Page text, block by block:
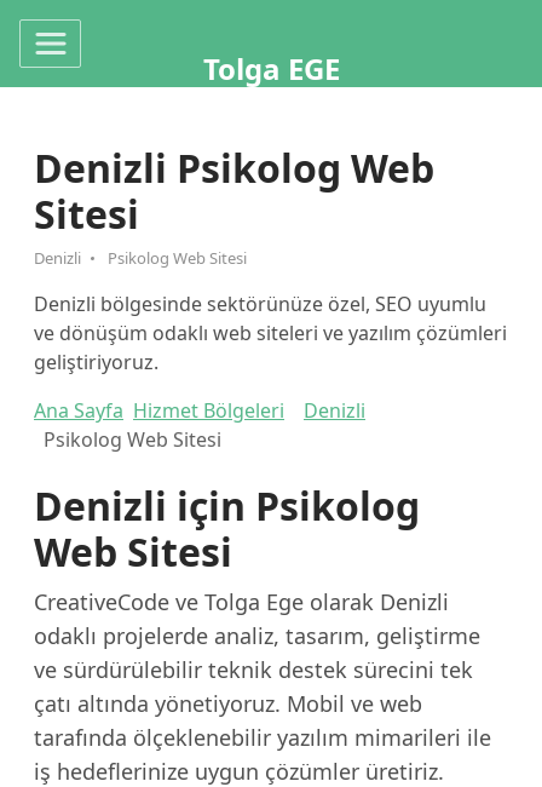
Tolga EGE
Denizli Psikolog Web
Sitesi
Denizli Psikolog Web Sitesi
Denizli bölgesinde sektörünüze özel, SEO uyumlu
ve dönüşüm odaklı web siteleri ve yazılım çözümleri
geliştiriyoruz.
Ana Sayfa Hizmet Bölgeleri
Denizli
Psikolog Web Sitesi
Denizli için Psikolog
Web Sitesi
CreativeCode ve Tolga Ege olarak Denizli
odaklı projelerde analiz, tasarım, geliştirme
ve sürdürülebilir teknik destek sürecini tek
çatı altında yönetiyoruz. Mobil ve web
tarafında ölçeklenebilir yazılım mimarileri ile
iş hedeflerinize uygun çözümler üretiriz.